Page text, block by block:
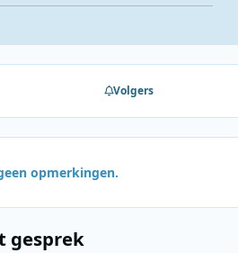
Volgers
opmerkingen.
gesprek